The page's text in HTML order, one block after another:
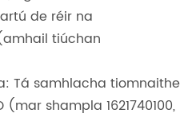
de réir na
tiúchan
Tá samhlacha tiomnaithe
(mar shampla 1621740100,